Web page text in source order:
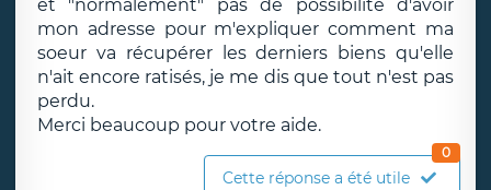
et "normalement" pas de possibilité d'avoir
mon adresse pour m'expliquer comment ma
soeur va récupérer les derniers biens qu'elle
n'ait encore ratisés, je me dis que tout n'est pas
perdu.
Merci beaucoup pour votre aide.
Cette réponse a été utile
0